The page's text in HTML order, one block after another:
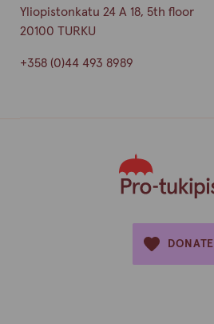
Yliopistonkatu 24 A 18, 5th floor
20100 TURKU
+358 (0)44 493 8989
DONATE